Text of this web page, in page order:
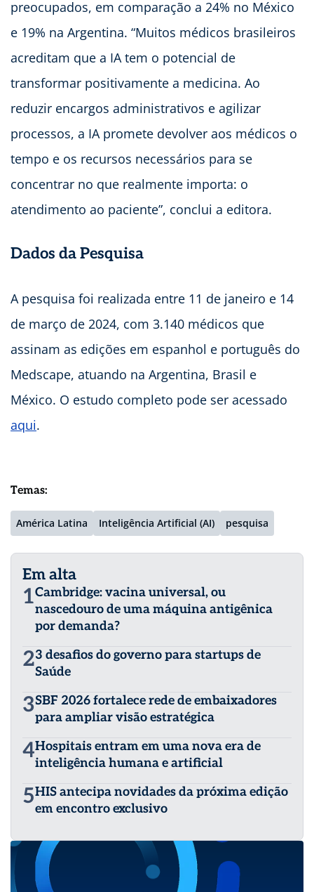
preocupados, em comparação a 24% no México
e 19% na Argentina. “Muitos médicos brasileiros
acreditam que a IA tem o potencial de
transformar positivamente a medicina. Ao
reduzir encargos administrativos e agilizar
processos, a IA promete devolver aos médicos o
tempo e os recursos necessários para se
concentrar no que realmente importa: o
atendimento ao paciente”, conclui a editora.
Dados da Pesquisa
A pesquisa foi realizada entre 11 de janeiro e 14
de março de 2024, com 3.140 médicos que
assinam as edições em espanhol e português do
Medscape, atuando na Argentina, Brasil e
México. O estudo completo pode ser acessado
aqui.
Temas:
América Latina Inteligência Artificial (AI) pesquisa
Em alta
1Cambridge: vacina universal, ou
nascedouro de uma máquina antigênica
por demanda?
23 desafios do governo para startups de
Saúde
3SBF 2026 fortalece rede de embaixadores
para ampliar visão estratégica
4Hospitais entram em uma nova era de
inteligência humana e artificial
5HIS antecipa novidades da próxima edição
em encontro exclusivo